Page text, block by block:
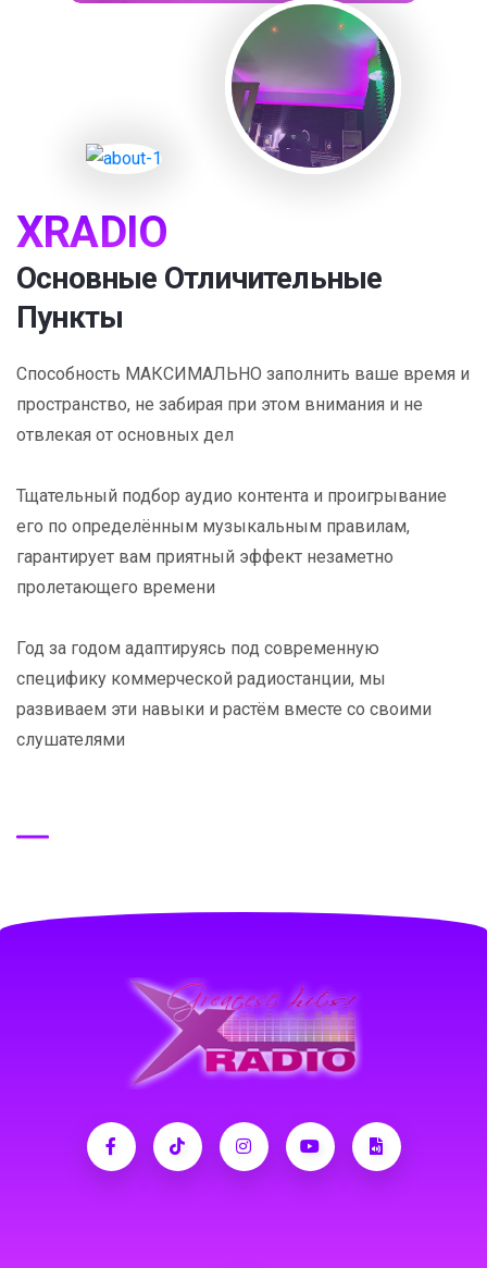
XRADIO
Основные Отличительные
Пункты
Способность МАКСИМАЛЬНО заполнить ваше время и
пространство, не забирая при этом внимания и не
отвлекая от основных дел
Тщательный подбор аудио контента и проигрывание
его по определённым музыкальным правилам,
гарантирует вам приятный эффект незаметно
пролетающего времени
Год за годом адаптируясь под современную
специфику коммерческой радиостанции, мы
развиваем эти навыки и растём вместе со своими
слушателями